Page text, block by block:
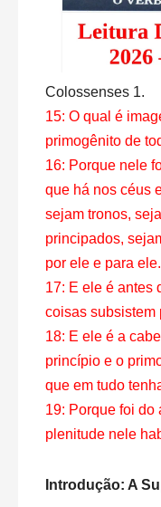
Colossenses 1.
15: O qual é
primogênito de
16: Porque nele
que há nos céus
sejam tronos,
principados,
por ele e para ele.
17: E ele é antes
coisas subsistem
18: E ele é a
princípio e o
que em tudo
19: Porque foi do
plenitude nele
Introdução: A